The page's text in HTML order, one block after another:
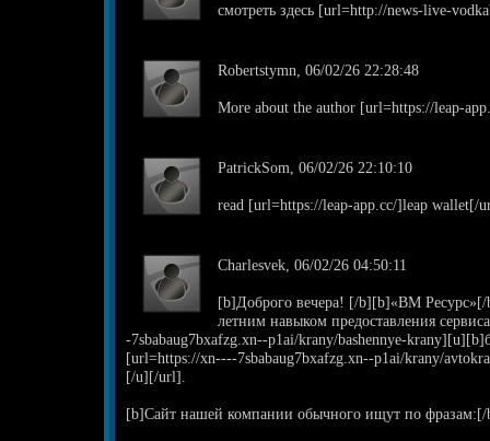
смотреть здесь [url=http://news-live-
Robertstymn, 06/02/26 22:28:48
More about the author [url=https://leap-
PatrickSom, 06/02/26 22:10:10
read [url=https://leap-app.cc/]leap wallet[/
Charlesvek, 06/02/26 04:50:11
[b]Доброго вечера! [/b][b]«ВМ Ресурс»[/
летним навыком предоставления
-7sbabaug7bxafzg.xn--p1ai/krany/bashennye-
[url=https://xn----7sbabaug7bxafzg.xn--p1ai/krany/
[/u][/url].
[b]Сайт нашей компании обычного ищут по